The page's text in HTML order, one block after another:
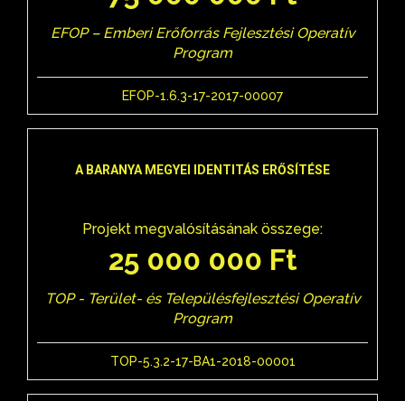
EFOP – Emberi Erőforrás Fejlesztési Operatív
Program
EFOP-1.6.3-17-2017-00007
A BARANYA MEGYEI IDENTITÁS ERŐSÍTÉSE
Projekt megvalósításának összege:
25 000 000 Ft
TOP - Terület- és Településfejlesztési Operatív
Program
TOP-5.3.2-17-BA1-2018-00001